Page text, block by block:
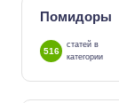
Помидоры
516
статей в
категории